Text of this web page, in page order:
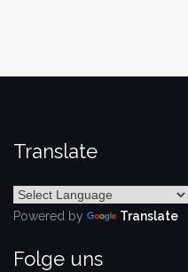
Translate
Powered by Translate
Folge uns